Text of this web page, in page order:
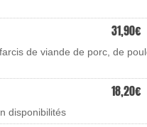
31,90€
de viande de porc, de
18,20€
disponibilités